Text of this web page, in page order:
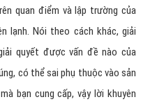
quan điểm và lập trường của
lạnh. Nói theo cách khác, giải
quyết được vấn đề nào của
có thể sai phụ thuộc vào sản
bạn cung cấp, vậy lời khuyên